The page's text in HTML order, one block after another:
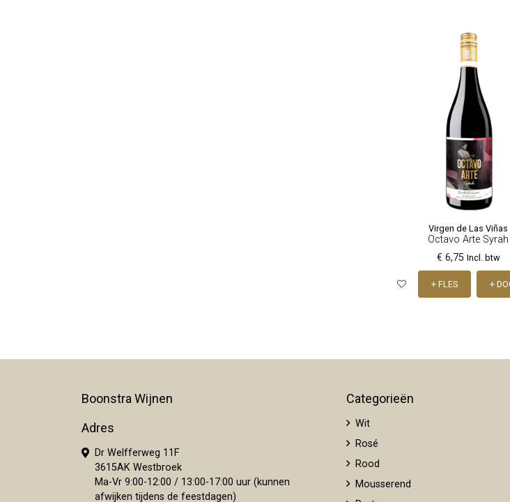
Virgen de Las Viñas
Octavo Arte Syrah
€ 6,75 Incl. btw
+ FLES +
Boonstra Wijnen
Adres
Dr Welfferweg 11F
3615AK Westbroek
Ma-Vr 9:00-12:00 / 13:00-17:00 uur (kunnen
afwijken tijdens de feestdagen)
Categorieën
Wit
Rosé
Rood
Mousserend